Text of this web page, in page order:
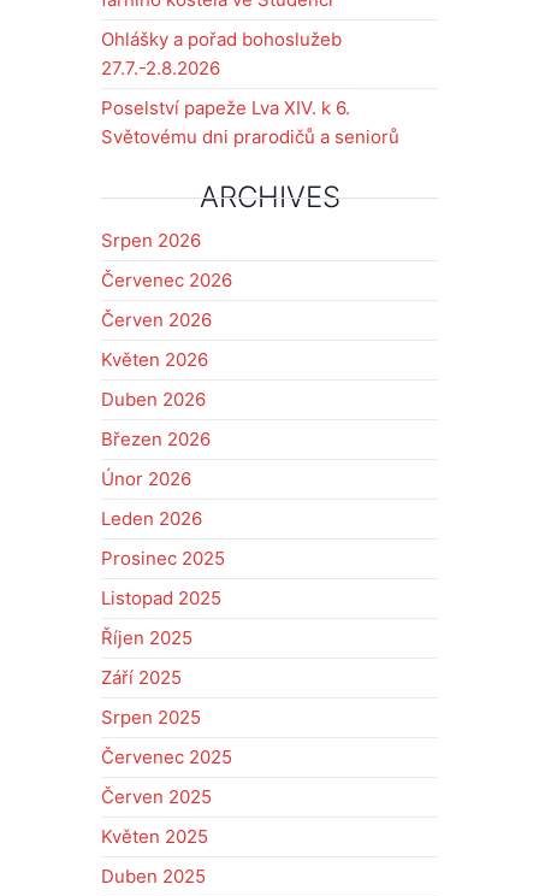
Ohlášky a pořad bohoslužeb
27.7.-2.8.2026
Poselství papeže Lva XIV. k 6.
Světovému dni prarodičů a seniorů
ARCHIVES
Srpen 2026
Červenec 2026
Červen 2026
Květen 2026
Duben 2026
Březen 2026
Únor 2026
Leden 2026
Prosinec 2025
Listopad 2025
Říjen 2025
Září 2025
Srpen 2025
Červenec 2025
Červen 2025
Květen 2025
Duben 2025